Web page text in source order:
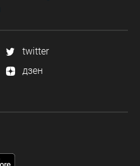
twitter
дзен